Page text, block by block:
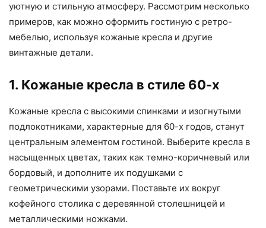
уютную и стильную атмосферу. Рассмотрим несколько
примеров, как можно оформить гостиную с ретро-
мебелью, используя кожаные кресла и другие
винтажные детали.
1. Кожаные кресла в стиле 60-х
Кожаные кресла с высокими спинками и изогнутыми
подлокотниками, характерные для 60-х годов, станут
центральным элементом гостиной. Выберите кресла в
насыщенных цветах, таких как темно-коричневый или
бордовый, и дополните их подушками с
геометрическими узорами. Поставьте их вокруг
кофейного столика с деревянной столешницей и
металлическими ножками.